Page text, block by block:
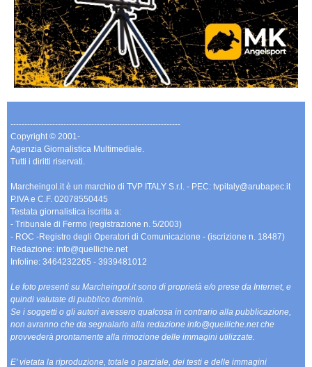
-------------------------------------------------------------
Copyright © 2001-
Agenzia Giornalistica Multimediale.
Tutti i diritti riservati.
Marcheingol.it è un marchio di TVP ITALY S.r.l. - PEC: tvpitaly@arubapec.it
P.IVA e C.F. 02078550445
Testata giornalistica iscritta a:
- Tribunale di Fermo (registrazione n. 5/2003)
- ROC -Registro degli Operatori di Comunicazione - (iscrizione n. 18487)
Redazione: info@quelliche.net
Infoline: 3464232265 - 3939481012
Le foto presenti su Marcheingol.it sono di proprietà e/o prese da Internet, e
quindi valutate di pubblico dominio.
Se i soggetti o gli autori avessero qualcosa in contrario alla pubblicazione,
non avranno che da segnalarlo alla redazione info@quelliche.net che
provvederà prontamente alla rimozione delle immagini utilizzate.
E' vietata la riproduzione, totale o parziale, dei testi e delle immagini